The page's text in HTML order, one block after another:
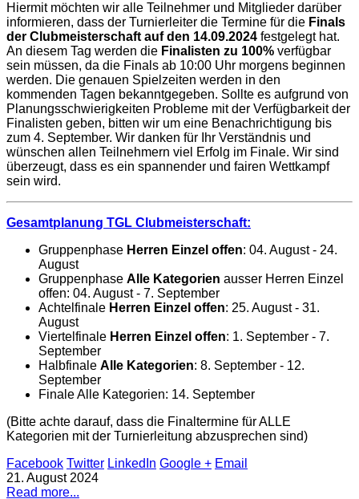
Hiermit möchten wir alle Teilnehmer und Mitglieder darüber
informieren, dass der Turnierleiter die Termine für die Finals
der Clubmeisterschaft auf den 14.09.2024 festgelegt hat.
An diesem Tag werden die Finalisten zu 100% verfügbar
sein müssen, da die Finals ab 10:00 Uhr morgens beginnen
werden. Die genauen Spielzeiten werden in den
kommenden Tagen bekanntgegeben. Sollte es aufgrund von
Planungsschwierigkeiten Probleme mit der Verfügbarkeit der
Finalisten geben, bitten wir um eine Benachrichtigung bis
zum 4. September. Wir danken für Ihr Verständnis und
wünschen allen Teilnehmern viel Erfolg im Finale. Wir sind
überzeugt, dass es ein spannender und fairen Wettkampf
sein wird.
Gesamtplanung TGL Clubmeisterschaft:
Gruppenphase Herren Einzel offen: 04. August - 24.
August
Gruppenphase Alle Kategorien ausser Herren Einzel
offen: 04. August - 7. September
Achtelfinale Herren Einzel offen: 25. August - 31.
August
Viertelfinale Herren Einzel offen: 1. September - 7.
September
Halbfinale Alle Kategorien: 8. September - 12.
September
Finale Alle Kategorien: 14. September
(Bitte achte darauf, dass die Finaltermine für ALLE
Kategorien mit der Turnierleitung abzusprechen sind)
Facebook Twitter LinkedIn Google + Email
21. August 2024
Read more...